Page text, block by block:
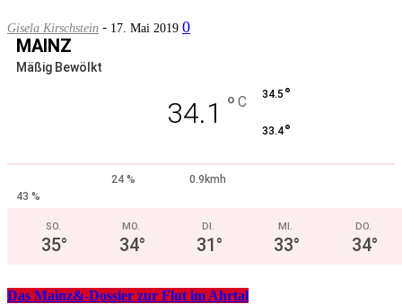
Gisela Kirschstein - 17. Mai 2019 0
MAINZ
Mäßig Bewölkt
34.1 ° C 34.5 °
33.4°
24 %
0.9kmh
43 %
SO.
35°
MO.
34°
DI.
31°
MI.
33°
DO.
34°
Das Mainz&-Dossier zur Flut im Ahrtal